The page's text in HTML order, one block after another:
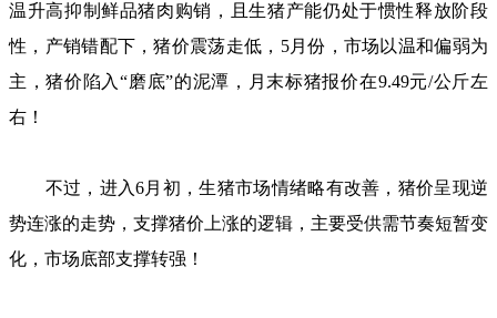
温升高抑制鲜品猪肉购销，且生猪产能仍处于惯性释放阶段
性，产销错配下，猪价震荡走低，5月份，市场以温和偏弱为
主，猪价陷入“磨底”的泥潭，月末标猪报价在9.49元/公斤左
右！
不过，进入6月初，生猪市场情绪略有改善，猪价呈现逆
势连涨的走势，支撑猪价上涨的逻辑，主要受供需节奏短暂变
化，市场底部支撑转强！